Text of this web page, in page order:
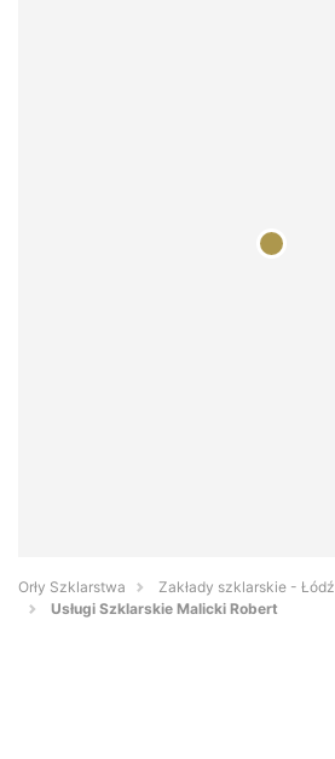
Orły Szklarstwa
Zakłady szklarskie - Łódź
Usługi Szklarskie Malicki Robert